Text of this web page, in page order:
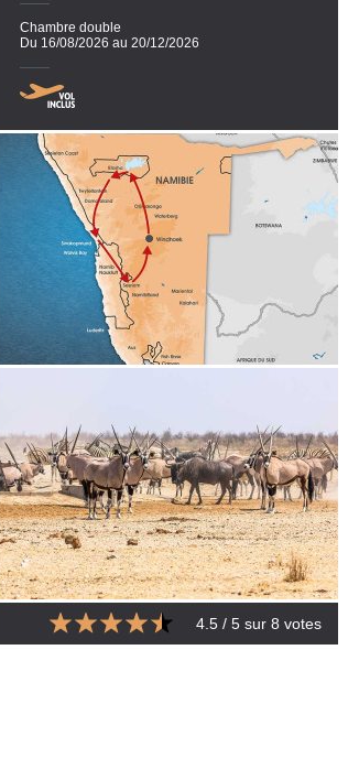
Chambre double
Du 16/08/2026 au 20/12/2026
4.5 / 5 sur 8 votes